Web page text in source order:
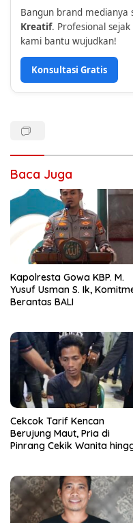
Bangun brand medianya
Kreatif. Profesional
kami bantu wujudkan!
Konsultasi Gratis
Baca Juga
Kapolresta Gowa KBP. M.
Yusuf Usman S. Ik,
Berantas BALI
Cekcok Tarif Kencan
Berujung Maut, Pria di
Pinrang Cekik Wanita